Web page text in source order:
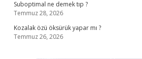
Suboptimal ne demek tıp ?
Temmuz 28, 2026
Kozalak özü öksürük yapar mı ?
Temmuz 26, 2026